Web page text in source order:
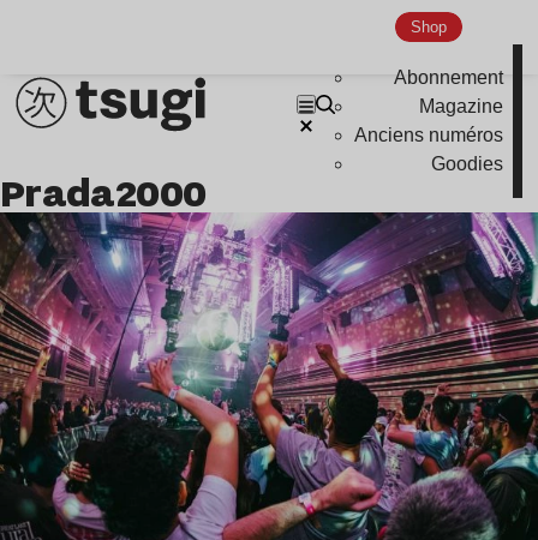
Shop
Abonnement
Magazine
Anciens numéros
Goodies
Prada2000